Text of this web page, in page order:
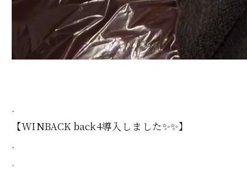
.
【WINBACK back4導入しました✨✨】
.
.